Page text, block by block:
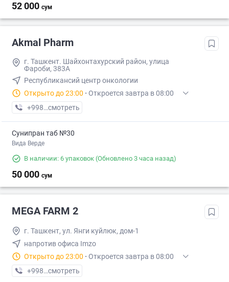
52 000 сум
Akmal Pharm
г. Ташкент. Шайхонтахурский район, улица
Фароби, 383А
Республикансий центр онкологии
Открыто до 23:00 · Откроется завтра в 08:00
+998 (99) XXX-XX-XX
смотреть
Сунипран таб №30
Вида Верде
В наличии: 6 упаковок (Обновлено 3 часа назад)
50 000 сум
MEGA FARM 2
г. Ташкент, ул. Янги куйлюк, дом-1
напротив офиса Imzo
Открыто до 23:00 · Откроется завтра в 08:00
+998 (71) XXX-XX-XX
смотреть